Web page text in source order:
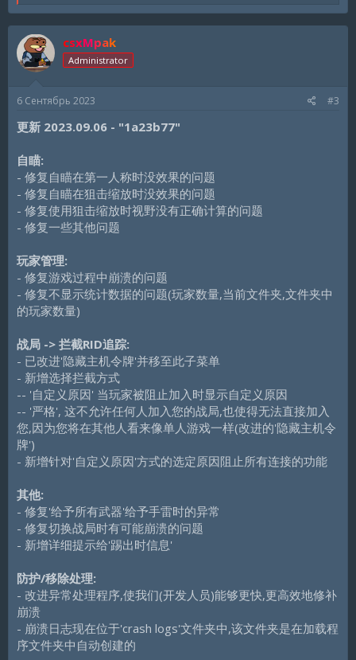
a
c
t
i
o
:
csxMpak
Administrator
6 Сентябрь 2023 #3
更新 2023.09.06 - "1a23b77"
自瞄:
- 修复自瞄在第一人称时没效果的问题
- 修复自瞄在狙击缩放时没效果的问题
- 修复使用狙击缩放时视野没有正确计算的问题
- 修复一些其他问题
玩家管理:
- 修复游戏过程中崩溃的问题
- 修复不显示统计数据的问题(玩家数量,当前文件夹,文件夹中
的玩家数量)
战局 -> 拦截RID追踪:
- 已改进'隐藏主机令牌'并移至此子菜单
- 新增选择拦截方式
-- '自定义原因' 当玩家被阻止加入时显示自定义原因
-- '严格', 这不允许任何人加入您的战局,也使得无法直接加入
您,因为您将在其他人看来像单人游戏一样(改进的'隐藏主机令
牌')
- 新增针对'自定义原因'方式的选定原因阻止所有连接的功能
其他:
- 修复'给予所有武器'给予手雷时的异常
- 修复切换战局时有可能崩溃的问题
- 新增详细提示给'踢出时信息'
防护/移除处理:
- 改进异常处理程序,使我们(开发人员)能够更快,更高效地修补
崩溃
- 崩溃日志现在位于'crash logs'文件夹中,该文件夹是在加载程
序文件夹中自动创建的